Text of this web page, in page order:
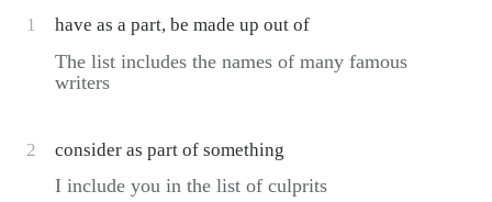
1 have as a part, be made up out of
The list includes the names of many famous
writers
2 consider as part of something
I include you in the list of culprits